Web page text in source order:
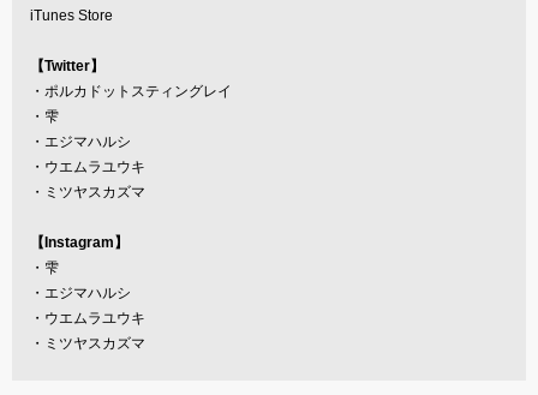
iTunes Store
【Twitter】
・ ポルカドットスティングレイ
・ 雫
・ エジマハルシ
・ ウエムラユウキ
・ ミツヤスカズマ
【Instagram】
・ 雫
・ エジマハルシ
・ ウエムラユウキ
・ ミツヤスカズマ